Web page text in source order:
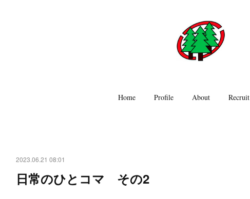
Home Profile About Recruit
2023.06.21 08:01
日常のひとコマ その2